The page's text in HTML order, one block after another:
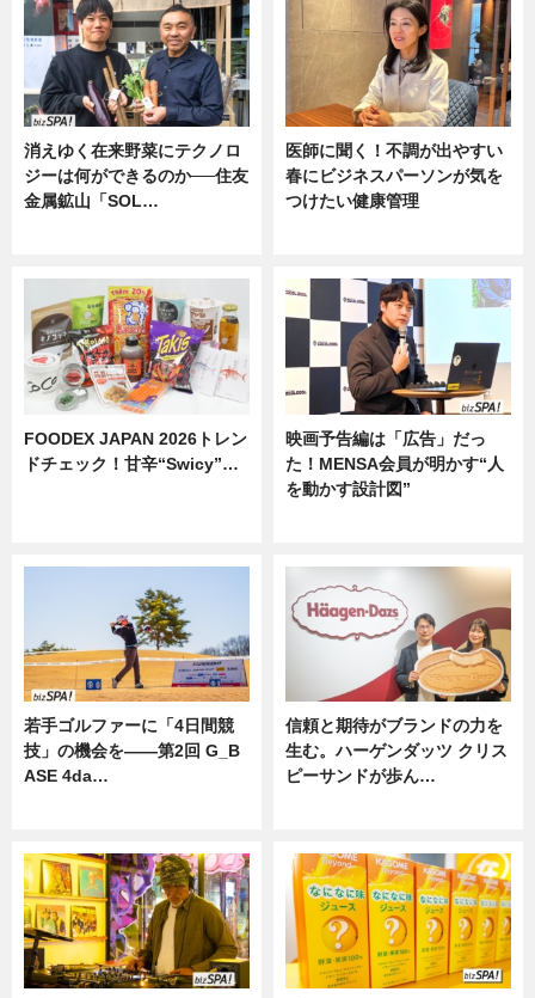
消えゆく在来野菜にテクノロ
ジーは何ができるのか──住友
金属鉱山「SOL…
医師に聞く！不調が出やすい
春にビジネスパーソンが気を
つけたい健康管理
FOODEX JAPAN 2026トレン
ドチェック！甘辛“Swicy”…
映画予告編は「広告」だっ
た！MENSA会員が明かす“人
を動かす設計図”
若手ゴルファーに「4日間競
技」の機会を——第2回 G_B
ASE 4da…
信頼と期待がブランドの力を
生む。ハーゲンダッツ クリス
ピーサンドが歩ん…